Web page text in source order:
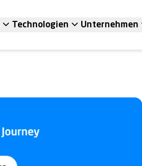
Technologien Unternehmen